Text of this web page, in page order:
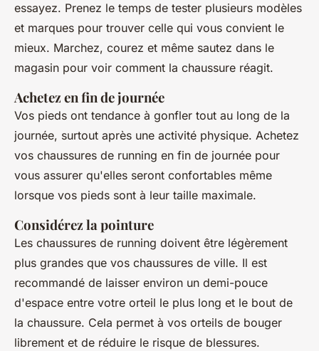
essayez. Prenez le temps de tester plusieurs modèles
et marques pour trouver celle qui vous convient le
mieux. Marchez, courez et même sautez dans le
magasin pour voir comment la chaussure réagit.
Achetez en fin de journée
Vos pieds ont tendance à gonfler tout au long de la
journée, surtout après une activité physique. Achetez
vos chaussures de running en fin de journée pour
vous assurer qu'elles seront confortables même
lorsque vos pieds sont à leur taille maximale.
Considérez la pointure
Les chaussures de running doivent être légèrement
plus grandes que vos chaussures de ville. Il est
recommandé de laisser environ un demi-pouce
d'espace entre votre orteil le plus long et le bout de
la chaussure. Cela permet à vos orteils de bouger
librement et de réduire le risque de blessures.